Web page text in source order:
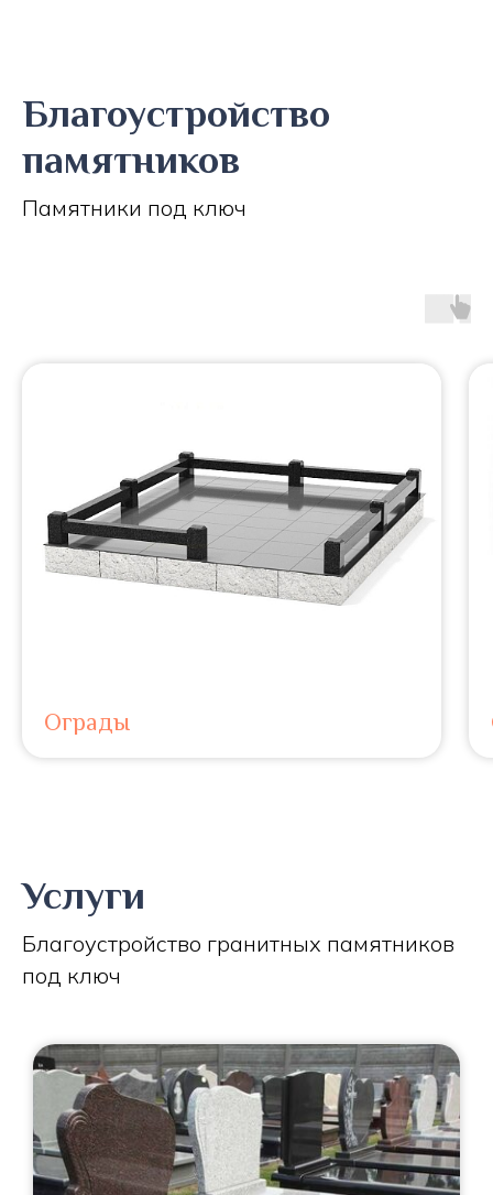
Благоустройство
памятников
Памятники под ключ
Ограды
Услуги
Благоустройство гранитных памятников
под ключ